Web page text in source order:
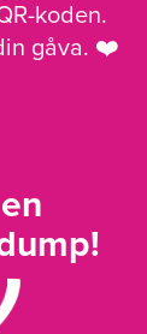
koden.
gåva. ❤️